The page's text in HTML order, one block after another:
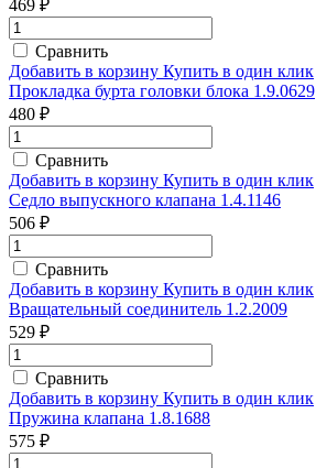
469 ₽
Сравнить
Добавить в корзину Купить в один клик
Прокладка бурта головки блока 1.9.0629
480 ₽
Сравнить
Добавить в корзину Купить в один клик
Седло выпускного клапана 1.4.1146
506 ₽
Сравнить
Добавить в корзину Купить в один клик
Вращательный соединитель 1.2.2009
529 ₽
Сравнить
Добавить в корзину Купить в один клик
Пружина клапана 1.8.1688
575 ₽